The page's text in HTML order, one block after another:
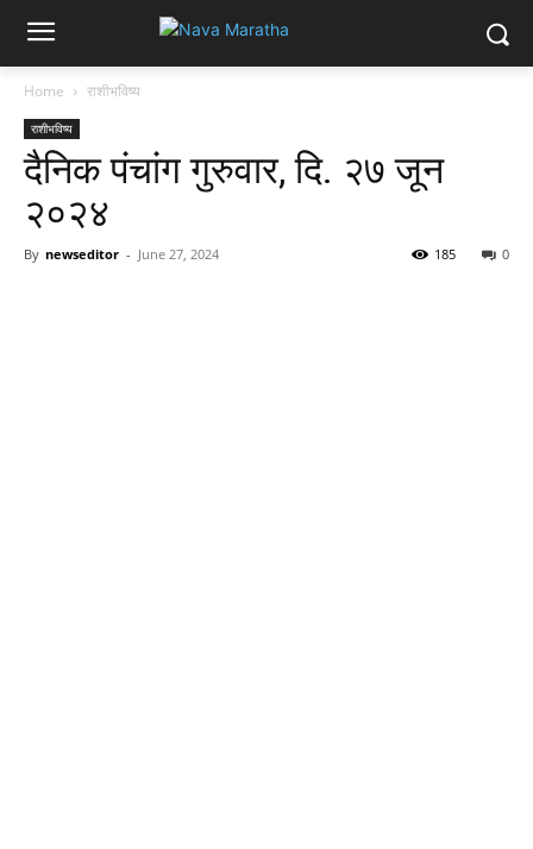
Home राशीभविष्य
राशीभविष्य
दैनिक पंचांग गुरुवार, दि. २७ जून
२०२४
By newseditor - June 27, 2024 0
185